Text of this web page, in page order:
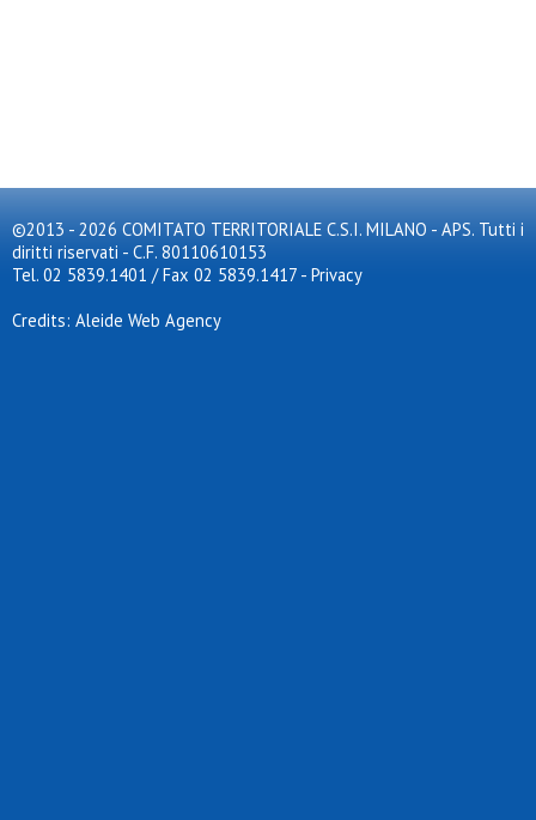
©2013 - 2026 COMITATO TERRITORIALE C.S.I. MILANO - APS. Tutti i
diritti riservati - C.F. 80110610153
Tel. 02 5839.1401 / Fax 02 5839.1417 - Privacy
Credits: Aleide Web Agency